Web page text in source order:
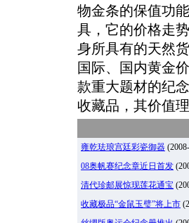
物金条的保值功
具，它的价格走
身所具有的天然
国际、国内黄金
款重大题材的纪
收藏品，其价值
雍乾珐琅宫廷彩瓷御器
08奥帆赛纪念章近日首发
清代珍邮展惊现莲花通宝
收藏极品“金鼠玉璧”将上市